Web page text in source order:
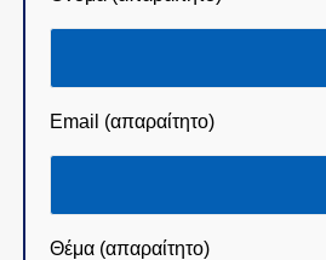
Email (απαραίτητο)
Θέμα (απαραίτητο)